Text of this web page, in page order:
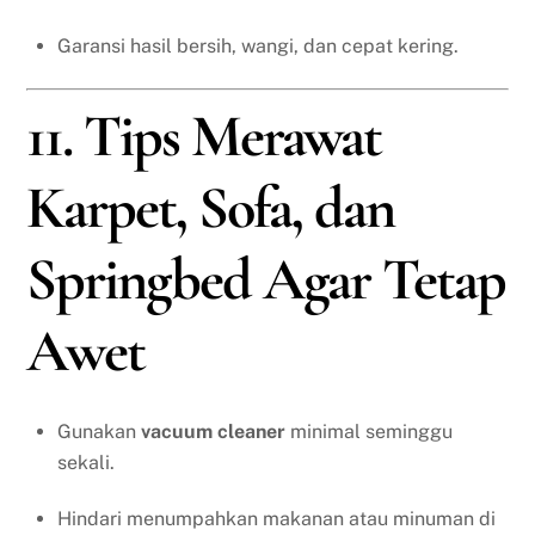
Garansi hasil bersih, wangi, dan cepat kering.
11. Tips Merawat
Karpet, Sofa, dan
Springbed Agar Tetap
Awet
Gunakan vacuum cleaner minimal seminggu
sekali.
Hindari menumpahkan makanan atau minuman di